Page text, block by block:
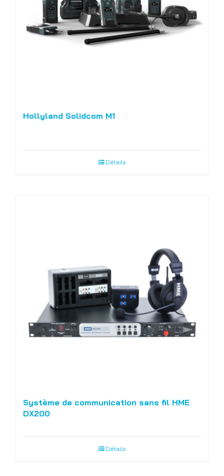
Hollyland Solidcom M1
Détails
Système de communication sans fil HME
DX200
Détails